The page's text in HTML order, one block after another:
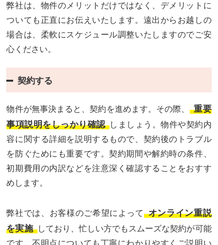
弊社は、物件のメリットだけではなく、デメリットに
ついても正直にお伝えいたします。遠出からお越しの
場合は、柔軟にスケジュール調整いたしますのでご安
心ください。
契約する
物件が無事決まると、契約を進めます。その際、
重要
事項説明をしっかり確認
しましょう。物件や契約内
容に関する詳細を説明するもので、契約後のトラブル
を防ぐためにも重要です。契約期間や解約時の条件、
初期費用の内訳などを注意深く確認することをおすす
めします。
弊社では、お客様のご希望によって
オンライン重説
を実施 しており、忙しい方でもスムーズな契約が可能